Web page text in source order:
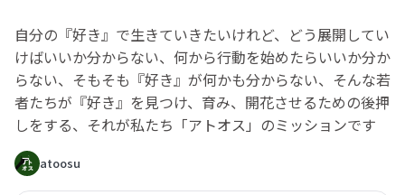
自分の『好き』で生きていきたいけれど、どう展開してい
けばいいか分からない、何から行動を始めたらいいか分か
らない、そもそも『好き』が何かも分からない、そんな若
者たちが『好き』を見つけ、育み、開花させるための後押
しをする、それが私たち「アトオス」のミッションです
atoosu